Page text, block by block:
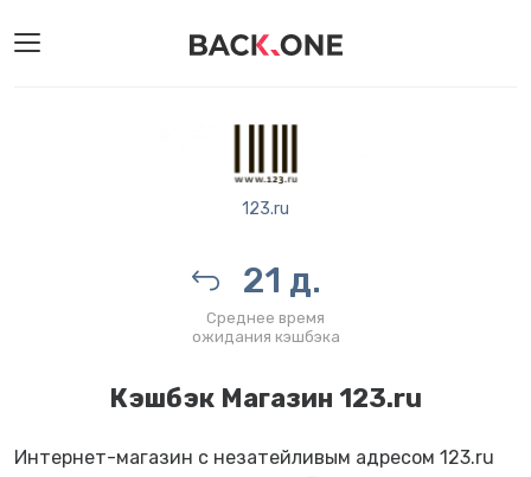
123.ru
21 д.
Среднее время
ожидания кэшбэка
Кэшбэк Магазин 123.ru
Интернет-магазин с незатейливым адресом 123.ru